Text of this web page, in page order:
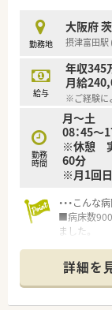
■持参薬管理
≪おすす
■週2日か
す。
■残業はほ
■有給休暇
■職員用送
■職員食堂
■病院経験
勤務地
大阪府
摂津富田駅
給与
年収345
月給
※ご経験に
勤務
時間
月～土
08：45～
※休憩 実
60分
※月1回
・・・こんな
■病床数
ました。
置し、もの
ドックやも
をめざす地
■最寄駅よ
詳細を